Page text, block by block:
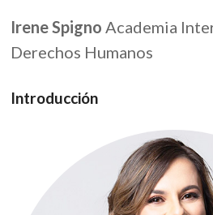
Irene Spigno Academia
Derechos Humanos
Introducción